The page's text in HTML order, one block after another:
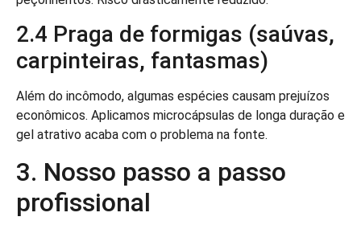
2.4 Praga de formigas (saúvas,
carpinteiras, fantasmas)
Além do incômodo, algumas espécies causam prejuízos
econômicos. Aplicamos microcápsulas de longa duração e
gel atrativo acaba com o problema na fonte.
3. Nosso passo a passo
profissional